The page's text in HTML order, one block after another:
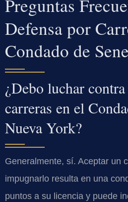
Preguntas
Defensa por
Condado de
¿Debo luchar
carreras en el
Nueva York?
Generalmente, sí. Aceptar un
impugnarlo resulta en una
puntos a su licencia y puede